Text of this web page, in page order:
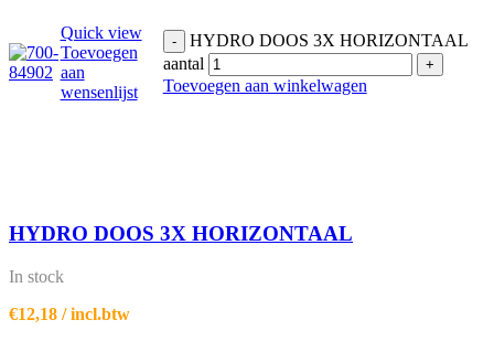
Quick view
Toevoegen
aan
wensenlijst
-
HYDRO DOOS 3X HORIZONTAAL
aantal
+
Toevoegen aan winkelwagen
HYDRO DOOS 3X HORIZONTAAL
In stock
€12,18 / incl.btw